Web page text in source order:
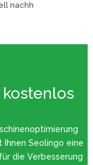
nachh
Ihnen Seolingo eine
die Verbesserung